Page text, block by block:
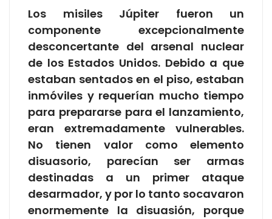
Los misiles Júpiter fueron un
componente excepcionalmente
desconcertante del arsenal nuclear
de los Estados Unidos. Debido a que
estaban sentados en el piso, estaban
inmóviles y requerían mucho tiempo
para prepararse para el lanzamiento,
eran extremadamente vulnerables.
No tienen valor como elemento
disuasorio, parecían ser armas
destinadas a un primer ataque
desarmador, y por lo tanto socavaron
enormemente la disuasión, porque